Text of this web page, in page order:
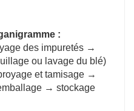
:
des impuretés →
ou lavage du blé)
et tamisage →
→ stockage